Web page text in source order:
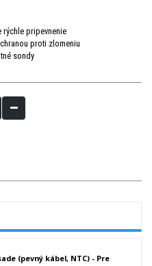
rýchle pripevnenie
proti zlomeniu
sondy
(pevný kábel, NTC) - Pre